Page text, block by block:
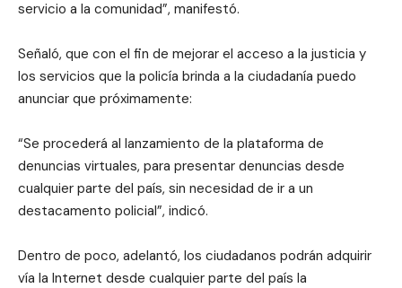
servicio a la comunidad”, manifestó.
Señaló, que con el fin de mejorar el acceso a la justicia y
los servicios que la policía brinda a la ciudadanía puedo
anunciar que próximamente:
“Se procederá al lanzamiento de la plataforma de
denuncias virtuales, para presentar denuncias desde
cualquier parte del país, sin necesidad de ir a un
destacamento policial”, indicó.
Dentro de poco, adelantó, los ciudadanos podrán adquirir
vía la Internet desde cualquier parte del país la